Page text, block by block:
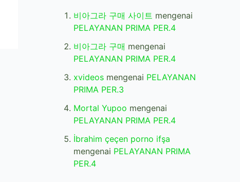
비아그라 구매 사이트 mengenai
PELAYANAN PRIMA PER.4
비아그라 구매 mengenai
PELAYANAN PRIMA PER.4
xvideos mengenai PELAYANAN
PRIMA PER.3
Mortal Yupoo mengenai
PELAYANAN PRIMA PER.4
İbrahim çeçen porno ifşa
mengenai PELAYANAN PRIMA
PER.4